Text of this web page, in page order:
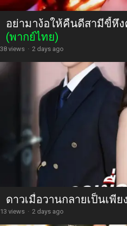
อย่ามาง้อให้คืนดีสามีขี้หึง
(พากย์ไทย)
38 views · 2 days ago
ดาวเมื่อวานกลายเป็นเพีย
13 views · 2 days ago